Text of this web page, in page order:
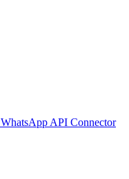
WhatsApp API Connector